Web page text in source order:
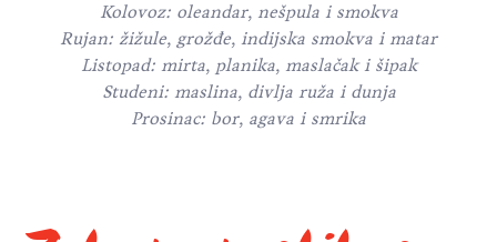
Kolovoz: oleandar, nešpula i smokva
Rujan: žižule, grožđe, indijska smokva i matar
Listopad: mirta, planika, maslačak i šipak
Studeni: maslina, divlja ruža i dunja
Prosinac: bor, agava i smrika